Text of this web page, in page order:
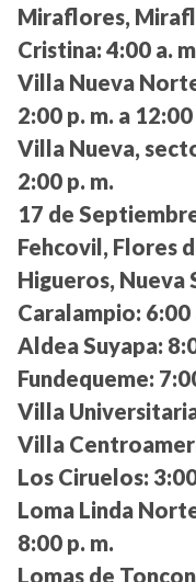
Miraflores,
Cristina: 4:00 a.
Villa Nueva
2:00 p. m. a 12:00
Villa Nueva,
2:00 p. m.
17 de
Fehcovil, Flores
Higueros, Nueva
Caralampio: 6:00
Aldea Suyapa:
Fundequeme:
Villa
Villa
Los Ciruelos:
Loma Linda
8:00 p. m.
Lomas de